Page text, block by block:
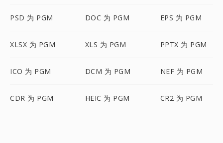
PSD 为 PGM DOC 为 PGM EPS 为 PGM
XLSX 为 PGM XLS 为 PGM PPTX 为 PGM
ICO 为 PGM DCM 为 PGM NEF 为 PGM
CDR 为 PGM HEIC 为 PGM CR2 为 PGM